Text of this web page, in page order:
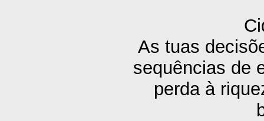
As tuas
sequências de
perda à